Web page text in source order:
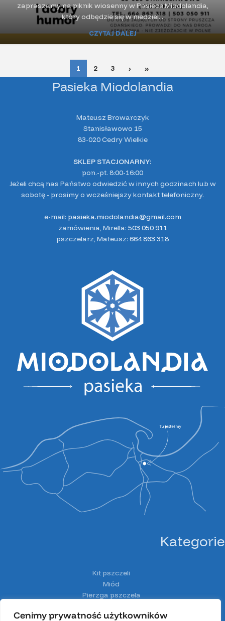
Cenimy prywatność użytkowników
zapraszamy na piknik wiosenny w Pasiece Miodolandia,
który odbędzie się w niedziel...
CZYTAJ DALEJ
1 2 3 › »
Pasieka Miodolandia
Mateusz Browarczyk
Stanisławowo 15
83-020 Cedry Wielkie
SKLEP STACJONARNY:
pon.-pt. 8:00-16:00
Jeżeli chcą nas Państwo odwiedzić w innych godzinach lub w
sobotę - prosimy o wcześniejszy kontakt telefoniczny.
e-mail: pasieka.miodolandia@gmail.com
zamówienia, Mirella: 503 050 911
pszczelarz, Mateusz: 664 863 318
Kategorie
Kit pszczeli
Miód
Pierzga pszczela
Spiżarnia Miodolandia